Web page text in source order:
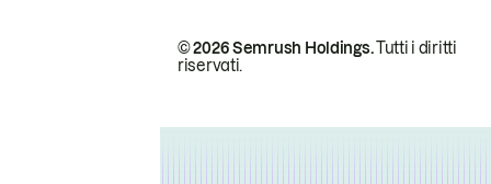
© 2026 Semrush Holdings.Tutti i diritti
riservati.